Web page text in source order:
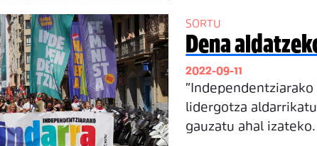
SORTU
Dena
2022-09-11
lidergotza
gauzatu ahal izateko.